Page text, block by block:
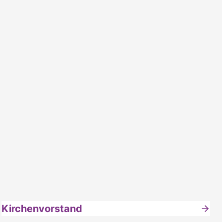
Kirchenvorstand